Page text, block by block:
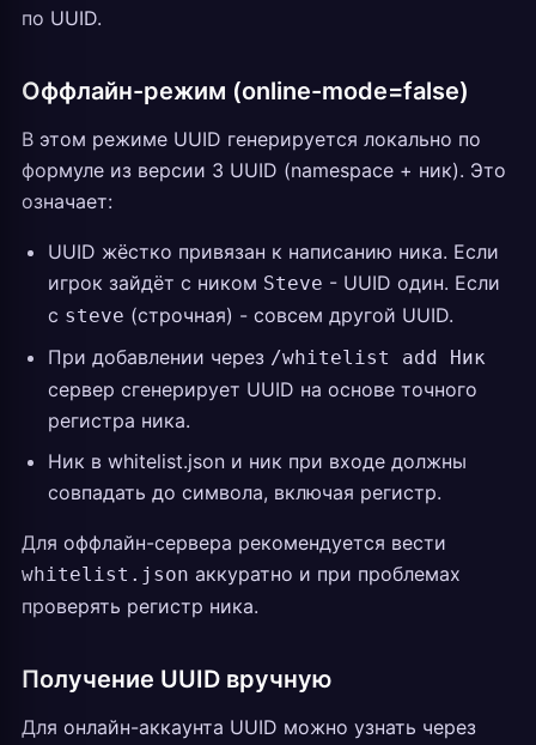
по UUID.
Оффлайн-режим (online-mode=false)
В этом режиме UUID генерируется локально по
формуле из версии 3 UUID (namespace + ник). Это
означает:
UUID жёстко привязан к написанию ника. Если
игрок зайдёт с ником Steve - UUID один. Если
с steve (строчная) - совсем другой UUID.
При добавлении через /whitelist add Ник
сервер сгенерирует UUID на основе точного
регистра ника.
Ник в whitelist.json и ник при входе должны
совпадать до символа, включая регистр.
Для оффлайн-сервера рекомендуется вести
whitelist.json аккуратно и при проблемах
проверять регистр ника.
Получение UUID вручную
Для онлайн-аккаунта UUID можно узнать через